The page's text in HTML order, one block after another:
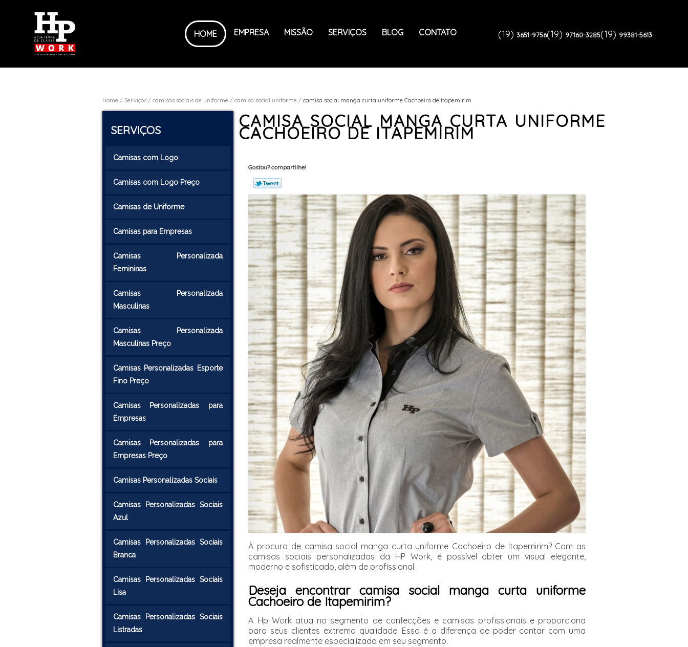
HOME EMPRESA MISSÃO SERVIÇOS BLOG CONTATO (19) 3651-9756(19) 97160-3285(19) 99381-5613
Home Serviços camisas sociais de uniforme camisa social uniforme camisa social manga curta uniforme Cachoeiro de Itapemirim
SERVIÇOS
Camisas com Logo
Camisas com Logo Preço
Camisas de Uniforme
Camisas para Empresas
Camisas Personalizada
Femininas
Camisas Personalizada
Masculinas
Camisas Personalizada
Masculinas Preço
Camisas Personalizadas Esporte
Fino Preço
Camisas Personalizadas para
Empresas
Camisas Personalizadas para
Empresas Preço
Camisas Personalizadas Sociais
Camisas Personalizadas Sociais
Azul
Camisas Personalizadas Sociais
Branca
Camisas Personalizadas Sociais
Lisa
Camisas Personalizadas Sociais
Listradas
CAMISA SOCIAL MANGA CURTA UNIFORME
CACHOEIRO DE ITAPEMIRIM
Gostou? compartilhe!
À procura de camisa social manga curta uniforme Cachoeiro de Itapemirim? Com as
camisas sociais personalizadas da HP Work, é possível obter um visual elegante,
moderno e sofisticado, além de profissional.
Deseja encontrar camisa social manga curta uniforme
Cachoeiro de Itapemirim?
A Hp Work atua no segmento de confecções e camisas profissionais e proporciona
para seus clientes extrema qualidade. Essa é a diferença de poder contar com uma
empresa realmente especializada em seu segmento.